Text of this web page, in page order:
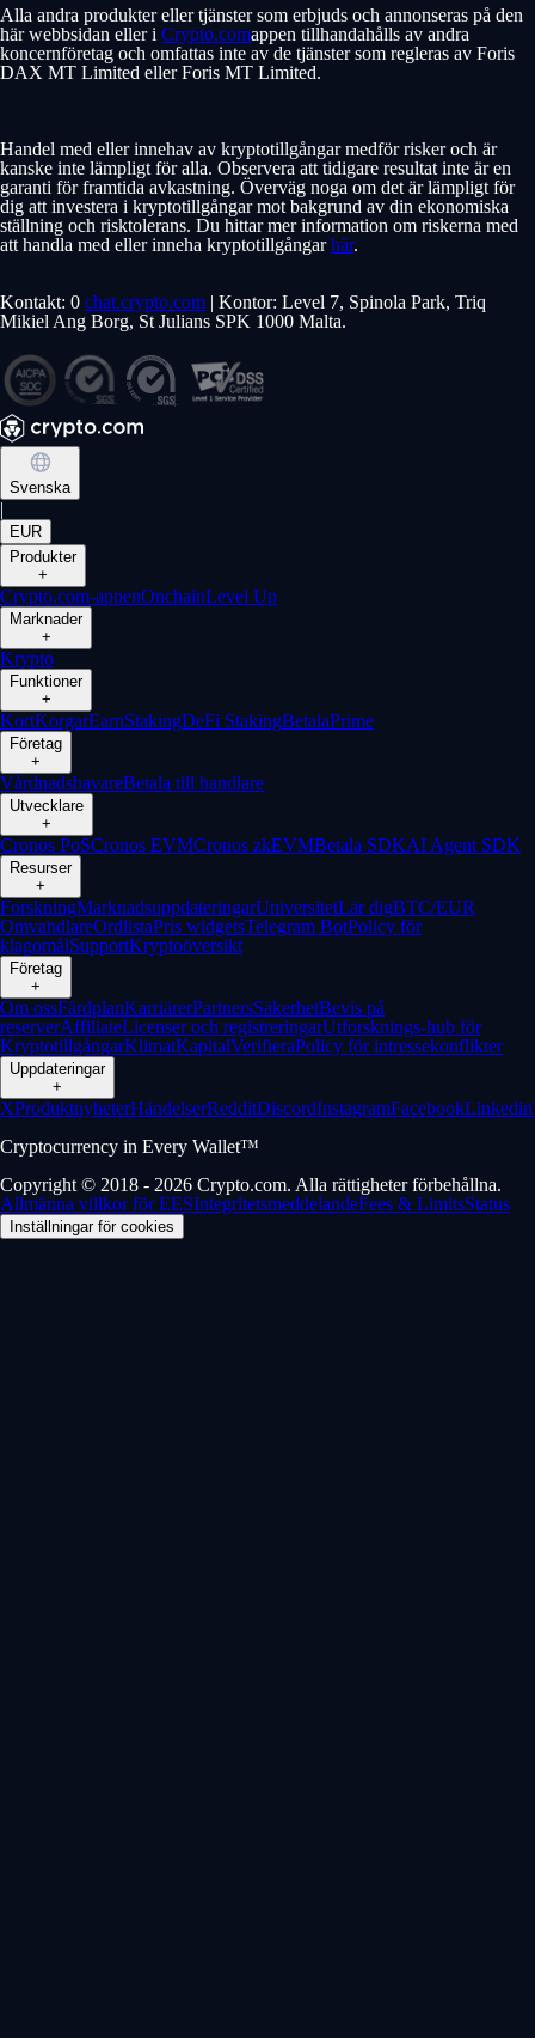
Alla andra produkter eller tjänster som erbjuds och annonseras på den
här webbsidan eller i Crypto.comappen tillhandahålls av andra
koncernföretag och omfattas inte av de tjänster som regleras av Foris
DAX MT Limited eller Foris MT Limited.
Handel med eller innehav av kryptotillgångar medför risker och är
kanske inte lämpligt för alla. Observera att tidigare resultat inte är en
garanti för framtida avkastning. Överväg noga om det är lämpligt för
dig att investera i kryptotillgångar mot bakgrund av din ekonomiska
ställning och risktolerans. Du hittar mer information om riskerna med
att handla med eller inneha kryptotillgångarhär.
Kontakt: 0 chat.crypto.com | Kontor: Level 7, Spinola Park, Triq
Mikiel Ang Borg, St Julians SPK 1000 Malta.
Svenska
|
EUR
Produkter
+
Crypto.com-appenOnchainLevel Up
Marknader
+
Krypto
Funktioner
+
KortKorgarEarnStakingDeFi StakingBetalaPrime
Företag
+
VårdnadshavareBetala till handlare
Utvecklare
+
Cronos PoSCronos EVMCronos zkEVMBetala SDKAI Agent SDK
Resurser
+
ForskningMarknadsuppdateringarUniversitetLär digBTC/EUR
OmvandlareOrdlistaPris widgetsTelegram BotPolicy för
klagomålSupportKryptoöversikt
Företag
+
Om ossFärdplanKarriärerPartnersSäkerhetBevis på
reserverAffiliateLicenser och registreringarUtforsknings-hub för
KryptotillgångarKlimatKapitalVerifieraPolicy för intressekonflikter
Uppdateringar
+
XProduktnyheterHändelserRedditDiscordInstagramFacebookLinkedin
Cryptocurrency in Every Wallet™
Copyright © 2018 - 2026 Crypto.com. Alla rättigheter förbehållna.
Allmänna villkor för EESIntegritetsmeddelandeFees & LimitsStatus
Inställningar för cookies